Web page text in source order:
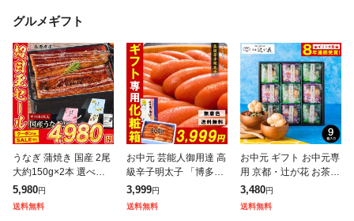
グルメギフト
うなぎ 蒲焼き 国産 2尾
大約150g×2本 選べる
送料無料 鹿児島県産 冷
凍便 鰻 ウナギ かば焼
き 山椒たれ付き ギフト
5,980円
送料無料
お中元 芸能人御用達 高
級辛子明太子 「博多あ
ごおとし」 500g 一本
物 & 化粧箱入! ギフト
めんたいこ ご飯のお供
3,999円
送料無料
お中元 ギフト お中元専
用 京都・辻が花 お茶漬
最中&お吸い物 最中詰
合せ YTー30 LTDU 送
料無料 贈答品 贈り物
3,480円
送料無料